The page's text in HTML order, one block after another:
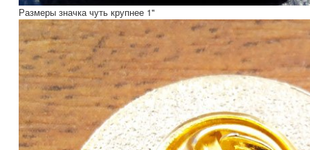
Размеры значка чуть крупнее 1"